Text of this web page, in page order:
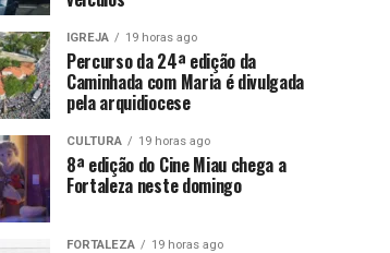
IGREJA 19 horas ago
Percurso da 24ª edição da
Caminhada com Maria é divulgada
pela arquidiocese
CULTURA 19 horas ago
8ª edição do Cine Miau chega a
Fortaleza neste domingo
FORTALEZA 19 horas ago